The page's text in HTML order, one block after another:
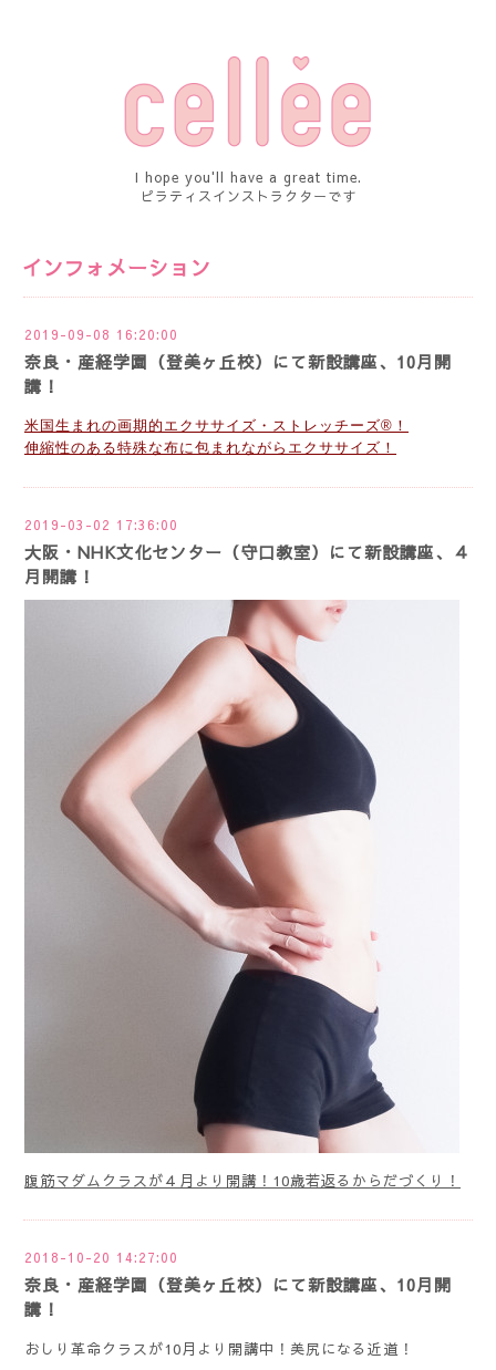
I hope you'll have a great time.
ピラティスインストラクターです
インフォメーション
2019-09-08 16:20:00
奈良・産経学園（登美ヶ丘校）にて新設講座、10月開
講！
米国生まれの画期的エクササイズ・ ストレッチーズ®️ ！
伸縮性のある特殊な布に包まれながらエクササイズ！
2019-03-02 17:36:00
大阪・NHK文化センター（守口教室）にて新設講座、４
月開講！
腹筋マダムクラスが４月より開講！10歳若返るからだづくり！
2018-10-20 14:27:00
奈良・産経学園（登美ヶ丘校）にて新設講座、10月開
講！
おしり革命クラスが10月より開講中！美尻になる近道！